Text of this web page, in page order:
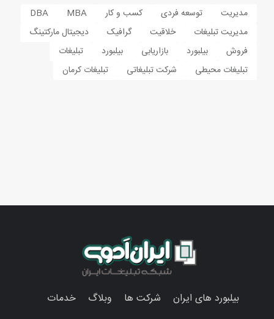
مدیریت توسعه فردی کسب و کار MBA
DBA
مدیریت تبلیغات
خلاقیت گرافیک
دیجیتال مارکتینگ
فروش
بیلبورد بازاریابی بیلبورد
تبلیغات
تبلیغات محیطی
شرکت تبلیغاتی تبلیغات کرمان
بیلبورد های ایران شرکت ها وبلاگ
خدمات